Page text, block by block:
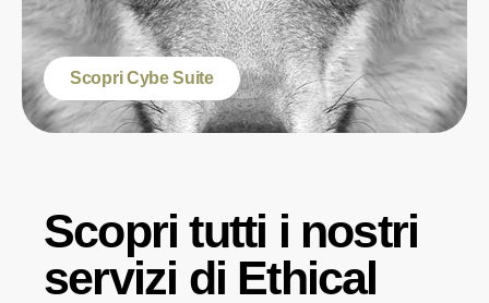
Scopri Cybe Suite
Scopri tutti i nostri
servizi di Ethical